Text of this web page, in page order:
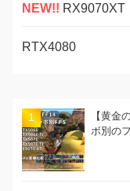
NEW!! RX9070XT
RTX4080
【黄金
ボ別の